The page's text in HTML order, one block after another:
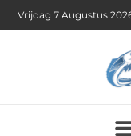
Vrijdag 7 Augustus